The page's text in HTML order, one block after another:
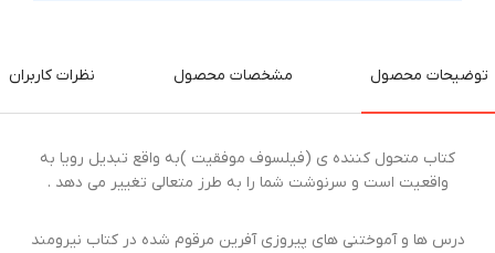
توضیحات محصول مشخصات محصول نظرات کاربران
کتاب متحول کننده ی (فیلسوف موفقیت )به واقع تبدیل رویا به
واقعیت است و سرنوشت شما را به طرز متعالی تغییر می دهد .
درس ها و آموختنی های پیروزی آفرین مرقوم شده در کتاب نیرومند